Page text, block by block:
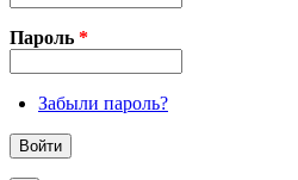
Пароль *
Забыли пароль?